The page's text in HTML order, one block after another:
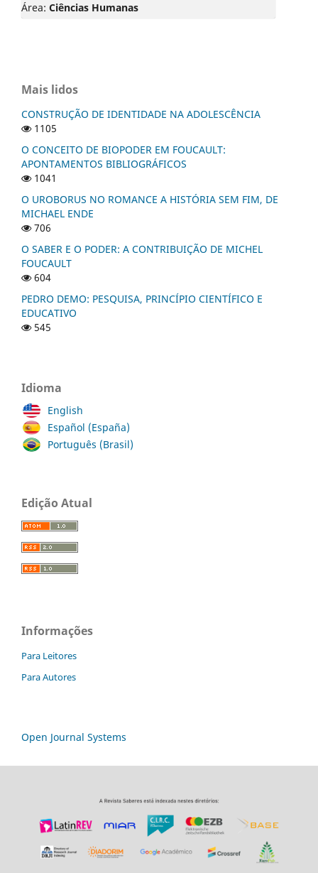
Área: Ciências Humanas
Mais lidos
CONSTRUÇÃO DE IDENTIDADE NA ADOLESCÊNCIA
1105
O CONCEITO DE BIOPODER EM FOUCAULT:
APONTAMENTOS BIBLIOGRÁFICOS
1041
O UROBORUS NO ROMANCE A HISTÓRIA SEM FIM, DE
MICHAEL ENDE
706
O SABER E O PODER: A CONTRIBUIÇÃO DE MICHEL
FOUCAULT
604
PEDRO DEMO: PESQUISA, PRINCÍPIO CIENTÍFICO E
EDUCATIVO
545
Idioma
English
Español (España)
Português (Brasil)
Edição Atual
Informações
Para Leitores
Para Autores
Open Journal Systems